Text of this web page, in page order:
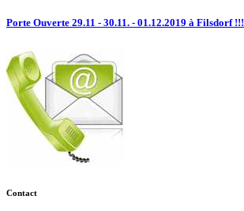
Porte Ouverte 29.11 - 30.11. - 01.12.2019 à Filsdorf !!!
Contact